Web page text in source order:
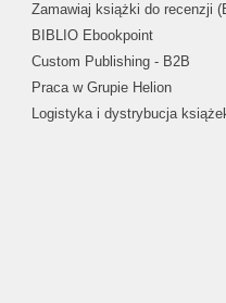
Zamawiaj książki do recenzji
BIBLIO Ebookpoint
Custom Publishing - B2B
Praca w Grupie Helion
Logistyka i dystrybucja